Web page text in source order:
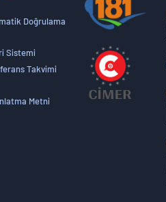
Doğrulama
Sistemi
Takvimi
Metni